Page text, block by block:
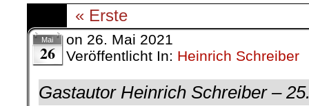
« Erste
Mai
26
on 26. Mai 2021
Veröffentlicht In: Heinrich Schreiber
Gastautor Heinrich Schreiber –